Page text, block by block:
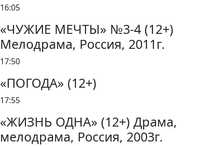
16:05
«ЧУЖИЕ МЕЧТЫ» №3-4 (12+)
Мелодрама, Россия, 2011г.
17:50
«ПОГОДА» (12+)
17:55
«ЖИЗНЬ ОДНА» (12+) Драма,
мелодрама, Россия, 2003г.